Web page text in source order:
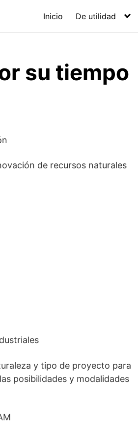
Inicio De utilidad
su tiempo
de recursos naturales
y tipo de proyecto para
posibilidades y modalidades